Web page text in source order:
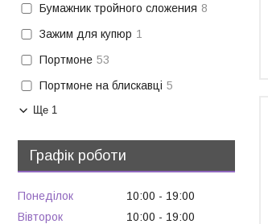
Бумажник тройного сложения 8
Зажим для купюр 1
Портмоне 53
Портмоне на блискавці 5
Ще 1
Графік роботи
Понеділок 10:00
19:00
Вівторок
10:00
19:00